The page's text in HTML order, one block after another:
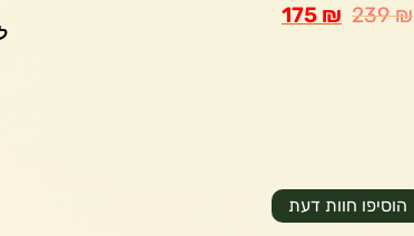
239₪
175 ₪
הוסיפו חוות דעת